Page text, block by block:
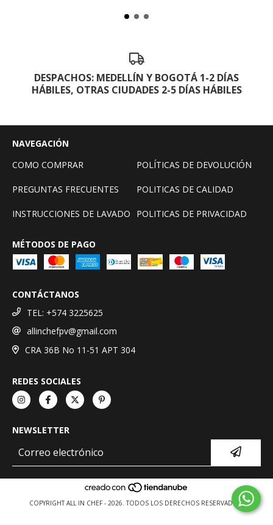
DESPACHOS: MEDELLÍN Y BOGOTÁ 1-2 DÍAS
HÁBILES, OTRAS CIUDADES 2-5 DÍAS HÁBILES
NAVEGACIÓN
COMO COMPRAR
POLÍTICAS DE DEVOLUCIÓN
PREGUNTAS FRECUENTES POLITICAS DE CALIDAD
INSTRUCCIONES DE LAVADO POLITICAS DE PRIVACIDAD
MÉTODOS DE PAGO
CONTÁCTANOS
TEL: +574 3225625
allinchefpv@gmail.com
CRA 36B No 11-51 APT 304
REDES SOCIALES
NEWSLETTER
COPYRIGHT ALL IN CHEF - 2026. TODOS LOS DERECHOS RESERVADOS.